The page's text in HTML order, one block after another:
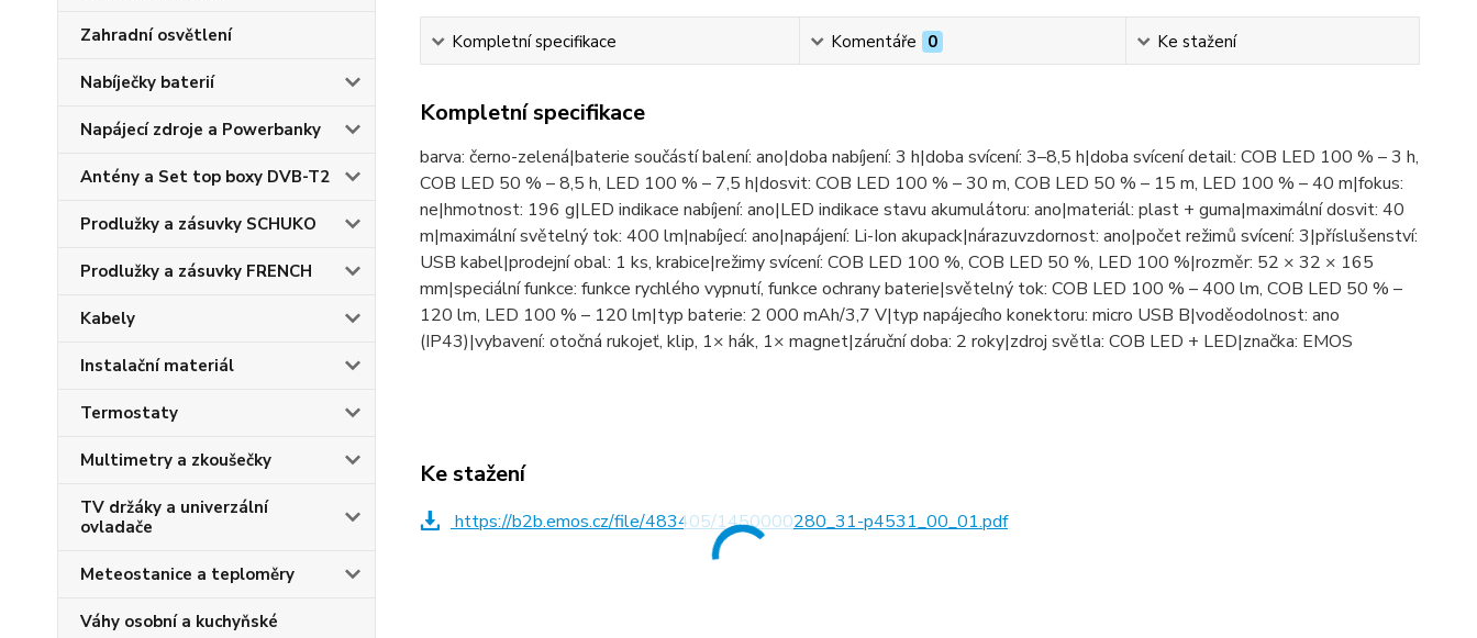
Zahradní osvětlení
Nabíječky baterií
Napájecí zdroje a Powerbanky
Antény a Set top boxy DVB-T2
Prodlužky a zásuvky SCHUKO
Prodlužky a zásuvky FRENCH
Kabely
Instalační materiál
Termostaty
Multimetry a zkoušečky
TV držáky a univerzální
ovladače
Meteostanice a teploměry
Váhy osobní a kuchyňské
Kompletní specifikace Komentáře 0 Ke stažení
Kompletní specifikace
barva: černo-zelená|baterie součástí balení: ano|doba nabíjení: 3 h|doba svícení: 3–8,5 h|doba svícení detail: COB LED 100 % – 3 h,
COB LED 50 % – 8,5 h, LED 100 % – 7,5 h|dosvit: COB LED 100 % – 30 m, COB LED 50 % – 15 m, LED 100 % – 40 m|fokus:
ne|hmotnost: 196 g|LED indikace nabíjení: ano|LED indikace stavu akumulátoru: ano|materiál: plast + guma|maximální dosvit: 40
m|maximální světelný tok: 400 lm|nabíjecí: ano|napájení: Li-Ion akupack|nárazuvzdornost: ano|počet režimů svícení: 3|příslušenství:
USB kabel|prodejní obal: 1 ks, krabice|režimy svícení: COB LED 100 %, COB LED 50 %, LED 100 %|rozměr: 52 × 32 × 165
mm|speciální funkce: funkce rychlého vypnutí, funkce ochrany baterie|světelný tok: COB LED 100 % – 400 lm, COB LED 50 % –
120 lm, LED 100 % – 120 lm|typ baterie: 2 000 mAh/3,7 V|typ napájecího konektoru: micro USB B|voděodolnost: ano
(IP43)|vybavení: otočná rukojeť, klip, 1× hák, 1× magnet|záruční doba: 2 roky|zdroj světla: COB LED + LED|značka: EMOS
Ke stažení
https://b2b.emos.cz/file/483405/1450000280_31-p4531_00_01.pdf